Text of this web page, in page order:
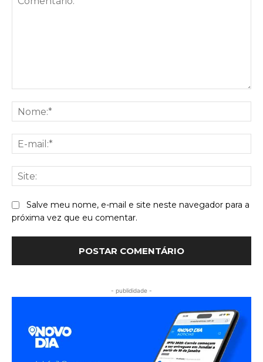
Salve meu nome, e-mail e site neste navegador para a
próxima vez que eu comentar.
- publididade -